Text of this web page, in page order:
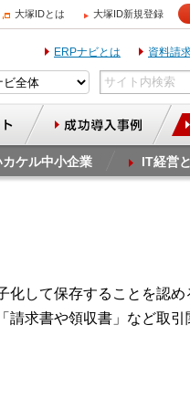
大塚IDとは 大塚ID新規登録
ERPナビとは 資料請
ケル中小企業 IT経営
して保存することを認め
請求書や領収書」など取引